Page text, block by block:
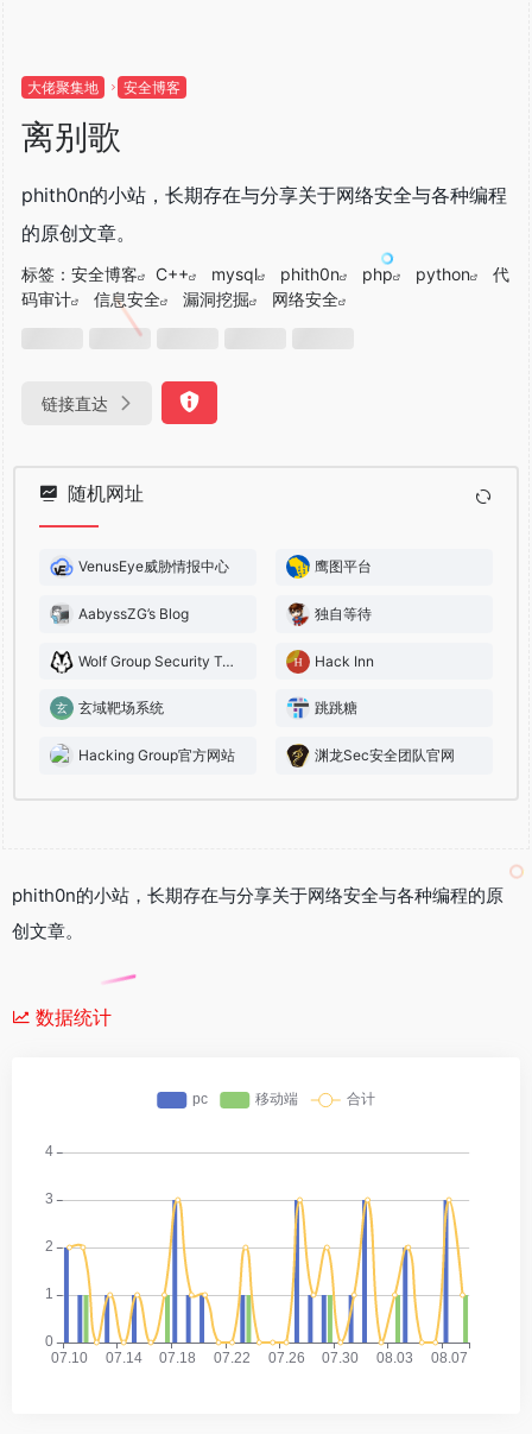
大佬聚集地 安全博客
离别歌
phith0n的小站，长期存在与分享关于网络安全与各种编程
的原创文章。
标签： 安全博客 C++ mysql phith0n php python
代
码审计
信息安全 漏洞挖掘 网络安全
链接直达
随机网址
VenusEye威胁情报中心 鹰图平台
AabyssZG’s Blog 独自等待
Wolf Group Security Team Hack Inn
玄域靶场系统 跳跳糖
Hacking Group官方网站 渊龙Sec安全团队官网
phith0n的小站，长期存在与分享关于网络安全与各种编程的原
创文章。
数据统计